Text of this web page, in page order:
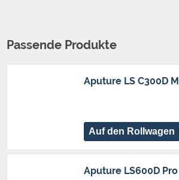
Passende Produkte
Aputure LS C300D
Auf den Rollwagen
Aputure LS600D Pro